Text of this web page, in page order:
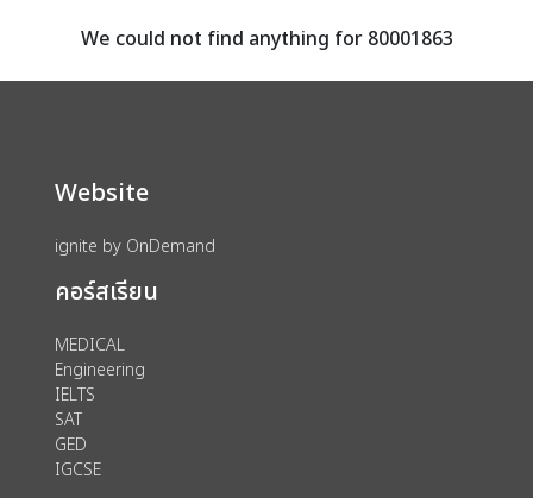
assignment ลงทะเบียน
We could not find anything for 80001863
Website
ignite by OnDemand
คอร์สเรียน
MEDICAL
Engineering
IELTS
SAT
GED
IGCSE